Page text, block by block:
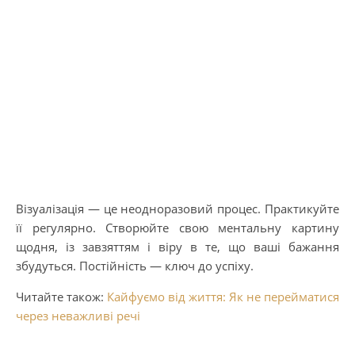
Візуалізація — це неодноразовий процес. Практикуйте
її регулярно. Створюйте свою ментальну картину
щодня, із завзяттям і віру в те, що ваші бажання
збудуться. Постійність — ключ до успіху.
Читайте також: Кайфуємо від життя: Як не перейматися
через неважливі речі